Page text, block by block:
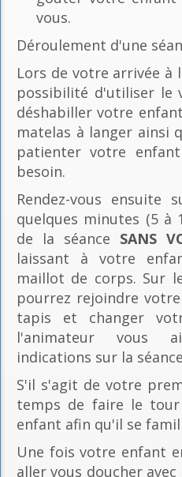
vous.
Déroulement d'une
Lors de votre arrivée à
possibilité d'utiliser le
déshabiller votre
matelas à langer ainsi
patienter votre
besoin.
Rendez-vous
quelques minutes (5 à
de la séance SANS
laissant à votre
maillot de corps. Sur
pourrez rejoindre
tapis et changer
l'animateur vous
indications sur la
S'il s'agit de votre
temps de faire le
enfant afin qu'il se
Une fois votre enfant
aller vous doucher